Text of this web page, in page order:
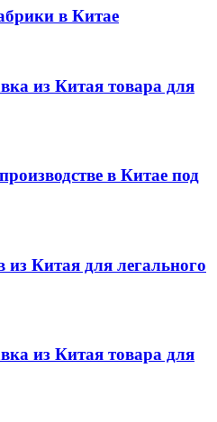
в Китае
из Китая товара для
в Китае под
Китая для легального
из Китая товара для